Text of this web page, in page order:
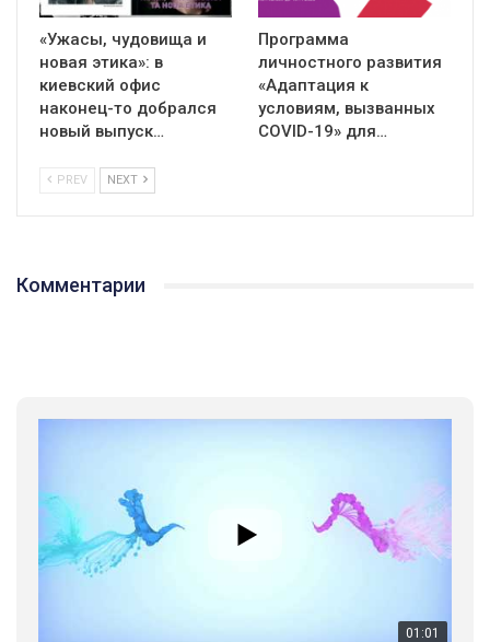
«Ужасы, чудовища и
новая этика»: в
киевский офис
наконец-то добрался
новый выпуск…
Программа
личностного развития
«Адаптация к
условиям, вызванных
СOVID-19» для…
PREV NEXT
Комментарии
01:01